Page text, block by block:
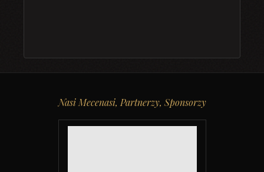
Nasi Mecenasi, Partnerzy, Sponsorzy